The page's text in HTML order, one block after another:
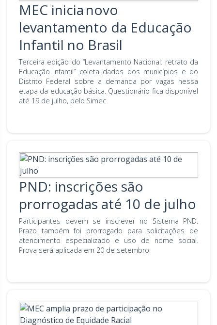
MEC inicia novo
levantamento da Educação
Infantil no Brasil
Terceira edição do “Levantamento Nacional: retrato da
Educação Infantil” coleta dados dos municípios e do
Distrito Federal sobre a demanda por vagas nessa
etapa da educação básica. Questionário fica disponível
até 19 de julho, pelo Simec
PND: inscrições são
prorrogadas até 10 de julho
Participantes devem se inscrever no Sistema PND.
Prazo também foi prorrogado para solicitações de
atendimento especializado e uso de nome social.
Prova será aplicada em 20 de setembro